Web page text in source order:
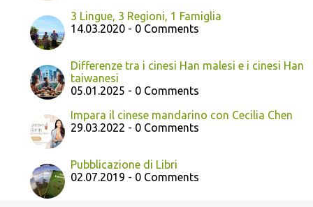
3 Lingue, 3 Regioni, 1 Famiglia
14.03.2020 - 0 Comments
Differenze tra i cinesi Han malesi e i cinesi Han
taiwanesi
05.01.2025 - 0 Comments
Impara il cinese mandarino con Cecilia Chen
29.03.2022 - 0 Comments
Pubblicazione di Libri
02.07.2019 - 0 Comments